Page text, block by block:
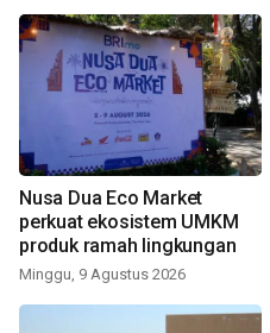
Nusa Dua Eco Market
perkuat ekosistem UMKM
produk ramah lingkungan
Minggu, 9 Agustus 2026